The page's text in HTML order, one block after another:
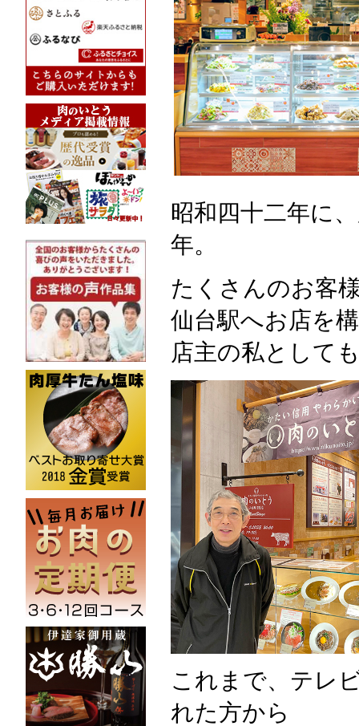
昭和四十二年に
年。
たくさんのお客
仙台駅へお店を
店主の私として
これまで、テレ
れた方から